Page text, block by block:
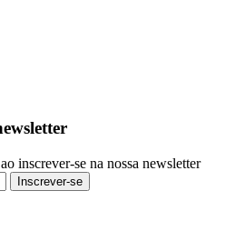
inscrever-se na nossa newsletter
Inscrever-se